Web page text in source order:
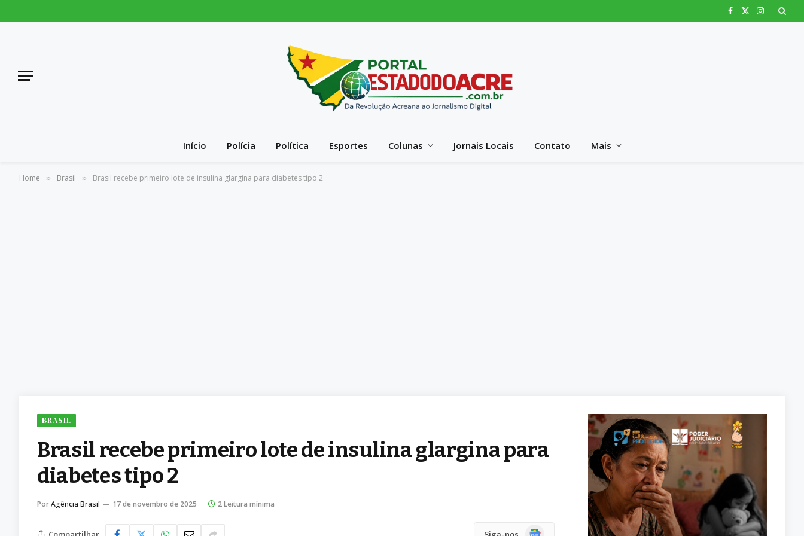
Facebook
X
Instagram
Início Polícia Política Esportes Colunas Jornais Locais Contato Mais
Home » Brasil » Brasil recebe primeiro lote de insulina glargina para diabetes tipo 2
BRASIL
Brasil recebe primeiro lote de insulina glargina para
diabetes tipo 2
PorAgência Brasil 17 de novembro de 2025 2 Leitura mínima
Siga-nos Google